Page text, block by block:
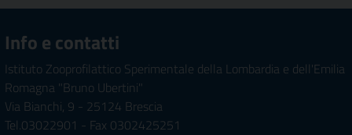
Info e contatti
Istituto Zooprofilattico Sperimentale della Lombardia e dell'Emilia
Romagna "Bruno Ubertini"
Via Bianchi, 9 - 25124 Brescia
Tel.03022901 - Fax 0302425251